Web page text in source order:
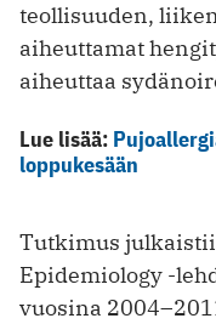
teollisuuden,
aiheuttamat
aiheuttaa
Lue lisää:
loppukesään
Tutkimus
Epidemiology -
vuosina